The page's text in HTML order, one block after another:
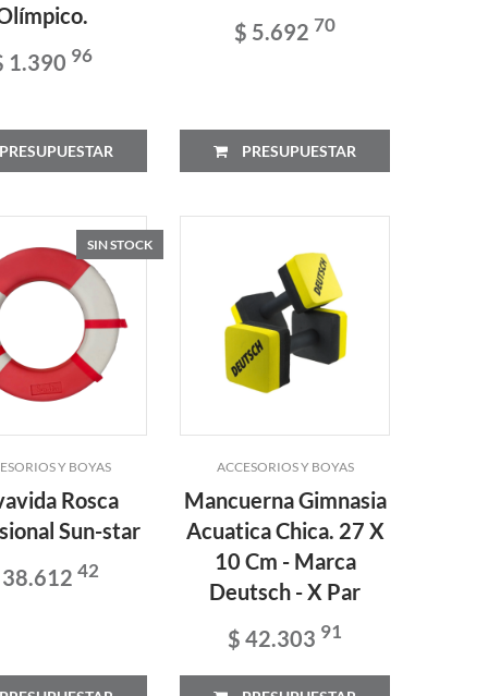
1.390 96
PRESUPUESTAR
$ 5.692 70
PRESUPUESTAR
SIN STOCK
Y BOYAS
Rosca
Sun-star
38.61242
ACCESORIOS Y BOYAS
Mancuerna Gimnasia
Acuatica Chica. 27 X
10 Cm - Marca
Deutsch - X Par
$ 42.303 91